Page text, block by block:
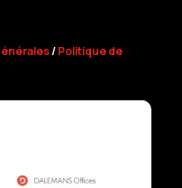
/Politique de